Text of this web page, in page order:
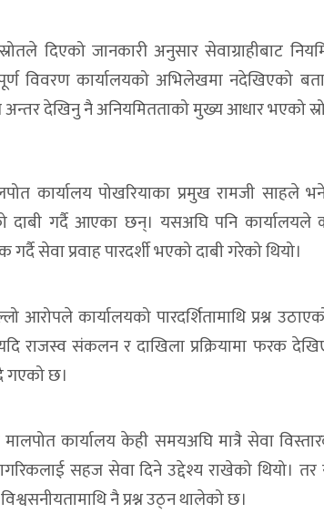
दिएको जानकारी अनुसार सेवाग्राहीबाट
विवरण कार्यालयको अभिलेखमा नदेखिएको
देखिनु नै अनियमितताको मुख्य आधार भएको
कार्यालय पोखरियाका प्रमुख रामजी साहले
दाबी गर्दै आएका छन्। यसअघि पनि
गर्दै सेवा प्रवाह पारदर्शी भएको दाबी गरेको थियो।
आरोपले कार्यालयको पारदर्शितामाथि प्रश्न
राजस्व संकलन र दाखिला प्रक्रियामा फरक
गएको छ।
मालपोत कार्यालय केही समयअघि मात्रै सेवा
सहज सेवा दिने उद्देश्य राखेको थियो।
नै प्रश्न उठ्न थालेको छ।